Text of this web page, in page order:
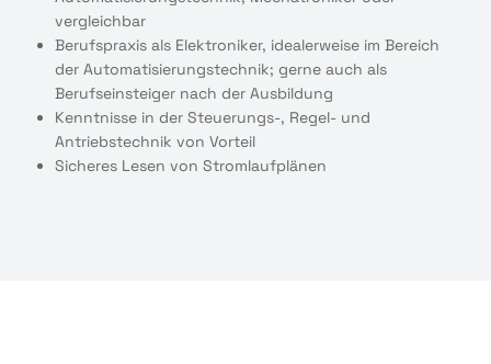
vergleichbar
Berufspraxis als Elektroniker, idealerweise im Bereich
der Automatisierungstechnik; gerne auch als
Berufseinsteiger nach der Ausbildung
Kenntnisse in der Steuerungs-, Regel- und
Antriebstechnik von Vorteil
Sicheres Lesen von Stromlaufplänen